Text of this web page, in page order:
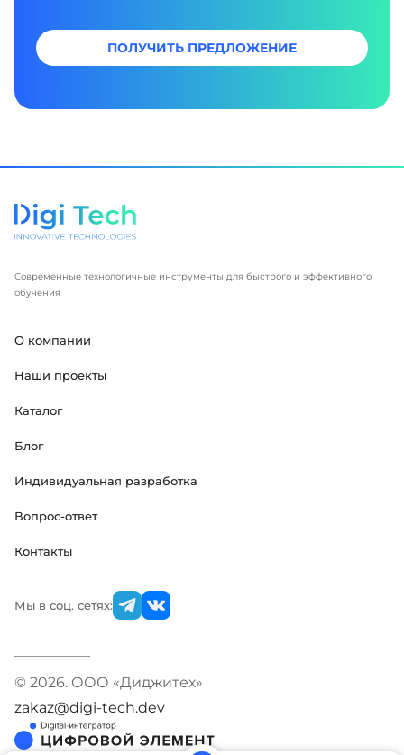
ПОЛУЧИТЬ ПРЕДЛОЖЕНИЕ
Современные технологичные инструменты для быстрого и эффективного
обучения
О компании
Наши проекты
Каталог
Блог
Индивидуальная разработка
Вопрос-ответ
Контакты
Мы в соц. сетях:
© 2026. ООО «Диджитех»
zakaz@digi-tech.dev